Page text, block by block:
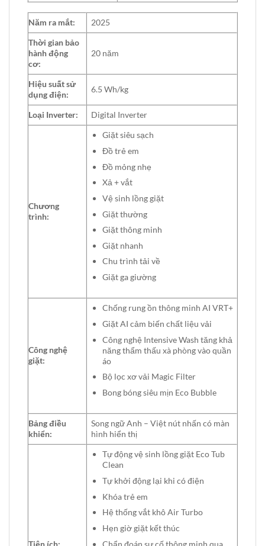
Năm ra mắt:
2025
Thời gian bảo
hành động
cơ:
20 năm
Hiệu suất sử
dụng điện:
6.5 Wh/kg
Loại Inverter: Digital Inverter
Chương
trình:
Giặt siêu sạch
Đồ trẻ em
Đồ mỏng nhẹ
Xả + vắt
Vệ sinh lồng giặt
Giặt thường
Giặt thông minh
Giặt nhanh
Chu trình tải về
Giặt ga giường
Công nghệ
giặt:
Chống rung ồn thông minh AI VRT+
Giặt AI cảm biến chất liệu vải
Công nghệ Intensive Wash tăng khả
năng thẩm thấu xà phòng vào quần
áo
Bộ lọc xơ vải Magic Filter
Bong bóng siêu mịn Eco Bubble
Bảng điều
khiển:
Song ngữ Anh – Việt nút nhấn có màn
hình hiển thị
Tự động vệ sinh lồng giặt Eco Tub
Clean
Tự khởi động lại khi có điện
Khóa trẻ em
Hệ thống vắt khô Air Turbo
Hẹn giờ giặt kết thúc
Chẩn đoán sự cố thông minh qua